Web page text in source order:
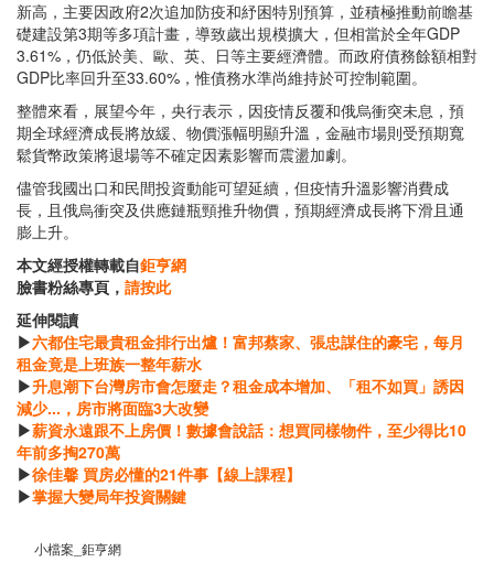
新高，主要因政府2次追加防疫和紓困特別預算，並積極推動前瞻基
礎建設第3期等多項計畫，導致歲出規模擴大，但相當於全年GDP
3.61%，仍低於美、歐、英、日等主要經濟體。而政府債務餘額相對
GDP比率回升至33.60%，惟債務水準尚維持於可控制範圍。
整體來看，展望今年，央行表示，因疫情反覆和俄烏衝突未息，預
期全球經濟成長將放緩、物價漲幅明顯升溫，金融市場則受預期寬
鬆貨幣政策將退場等不確定因素影響而震盪加劇。
儘管我國出口和民間投資動能可望延續，但疫情升溫影響消費成
長，且俄烏衝突及供應鏈瓶頸推升物價，預期經濟成長將下滑且通
膨上升。
本文經授權轉載自鉅亨網
臉書粉絲專頁， 請按此
延伸閱讀
▶六都住宅最貴租金排行出爐！富邦蔡家、張忠謀住的豪宅，每月
租金竟是上班族一整年薪水
▶升息潮下台灣房市會怎麼走？租金成本增加、「租不如買」誘因
減少...，房市將面臨3大改變
▶薪資永遠跟不上房價！數據會說話：想買同樣物件，至少得比10
年前多掏270萬
▶徐佳馨 買房必懂的21件事【線上課程】
▶掌握大變局年投資關鍵
小檔案_鉅亨網